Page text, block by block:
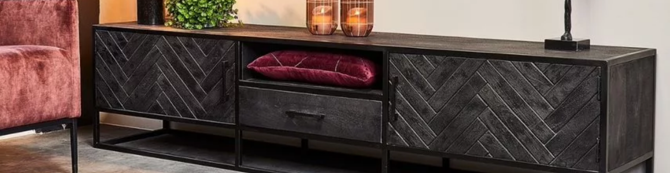
Ben je op zoek naar nieuwe meubels? Bij Max Wonen kun je meubels online kopen in
allerlei verschillende interieurstijlen. Wij hebben een prachtige en sfeervolle
woonwinkel in Havelte, vlakbij Meppel. In onze prachtige woonwinkel of op onze
website vind je onder andere eettafels, stoelen, kasten en prachtige
ronde eettafels.
Shop online of kom langs in onze prachtige woonwinkel in Drenthe.
Eén duidelijke stijl of een mix van stijlen?
Bij Max Wonen verkopen we prachtige meubels. Shop prachtige meubels in onze
online shop. Ga jij voor landelijke meubels, industriele of mangohout meubels? In ons
assortiment meubels vind je prachtige houten meubels voor een industriële stijl,
vintage of landelijke stijl. Bekijk hier al onze prachtige woonseries
Social Networks